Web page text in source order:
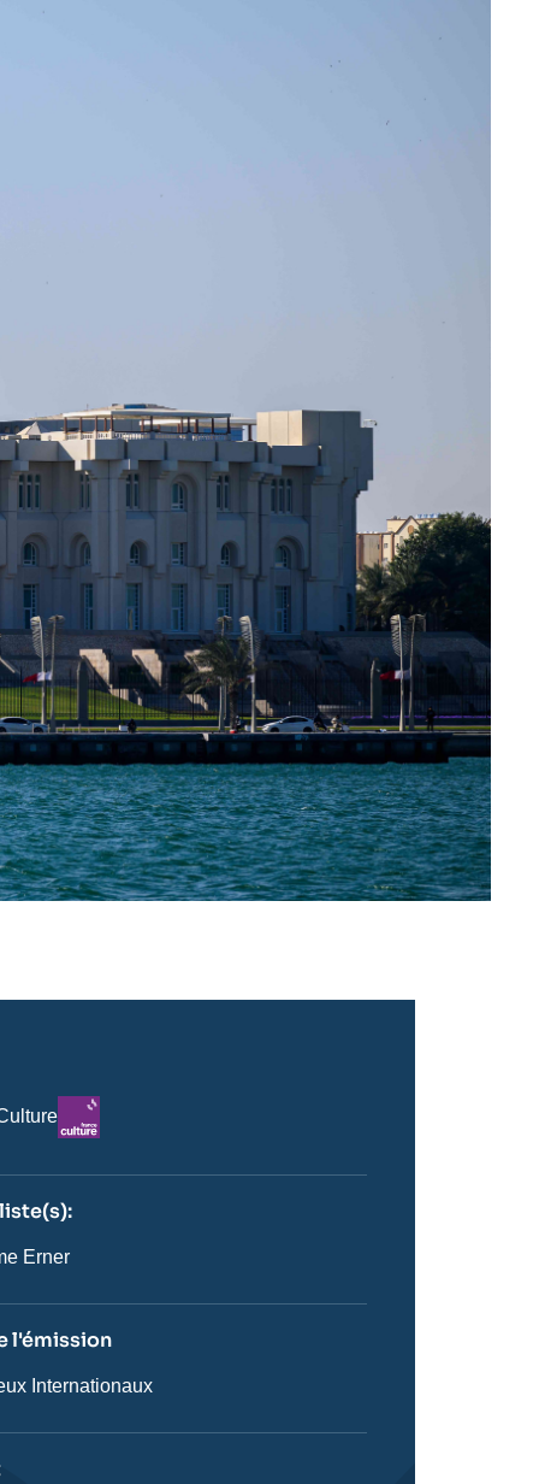
Logo
Erner
l'émission
Internationaux